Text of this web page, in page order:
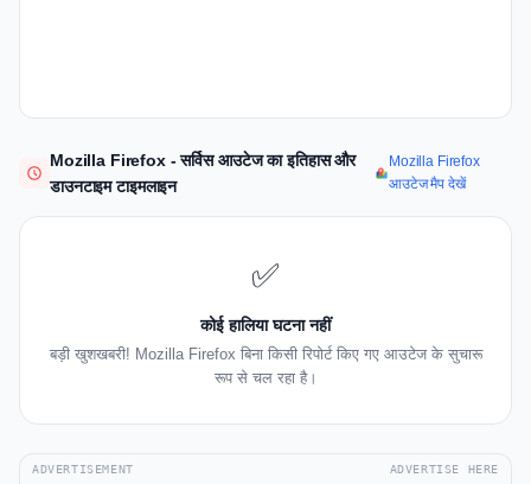
Mozilla Firefox - सर्विस आउटेज का इतिहास और
डाउनटाइम टाइमलाइन
Mozilla Firefox
आउटेज मैप देखें
✅
कोई हालिया घटना नहीं
बड़ी खुशखबरी! Mozilla Firefox बिना किसी रिपोर्ट किए गए आउटेज के सुचारू
रूप से चल रहा है।
ADVERTISEMENT ADVERTISE HERE